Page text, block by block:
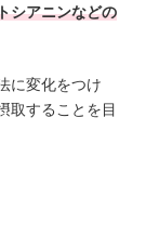
シアニンなどの
に変化をつけ
取することを目